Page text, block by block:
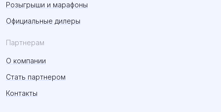
Розыгрыши и марафоны
Официальные дилеры
Партнерам
О компании
Стать партнером
Контакты